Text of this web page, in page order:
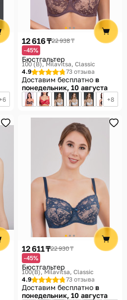
6
12 616 ₸22 938 ₸
-45%
Бюстгальтер
100 (B) Milavitsa, Classic
4.9
73 отзыва
Доставим бесплатно в
понедельник, 10 августа
8
12 611 ₸22 930 ₸
-45%
Бюстгальтер
100(B) Milavitsa, Classic
4.9
73 отзыва
Доставим бесплатно в
понедельник, 10 августа